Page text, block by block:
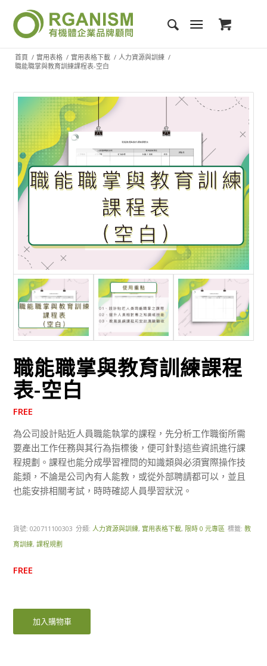
首頁 / 實用表格 / 實用表格下載 / 人力資源與訓練 /
職能職掌與教育訓練課程表-空白
職能職掌與教育訓練課程
表-空白
FREE
為公司設計貼近人員職能執掌的課程，先分析工作職銜所需
要產出工作任務與其行為指標後，便可針對這些資訊進行課
程規劃。課程也能分成學習裡問的知識類與必須實際操作技
能類，不論是公司內有人能教，或從外部聘請都可以，並且
也能安排相關考試，時時確認人員學習狀況。
貨號: 020711100303 分類: 人力資源與訓練,實用表格下載, 限時 0 元專區 標籤:教
育訓練,課程規劃
FREE
加入購物車